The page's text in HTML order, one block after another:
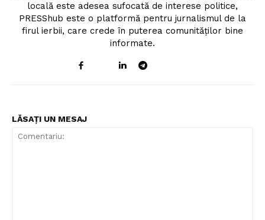
locală este adesea sufocată de interese politice,
PRESShub este o platformă pentru jurnalismul de la
firul ierbii, care crede în puterea comunităților bine
informate.
LĂSAȚI UN MESAJ